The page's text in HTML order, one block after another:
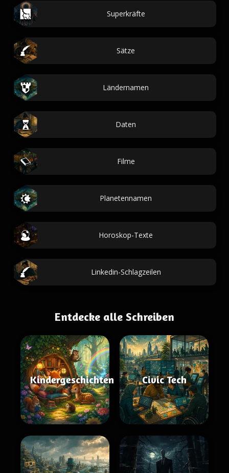
Superkräfte
Sätze
Ländernamen
Daten
Filme
Planetennamen
Horoskop-Texte
Linkedin-Schlagzeilen
Entdecke alle Schreiben
Kindergeschichten Civic Tech